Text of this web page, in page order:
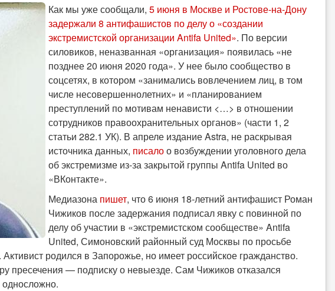
Как мы уже сообщали, 5 июня в Москве и Ростове-на-Дону
задержали 8 антифашистов по делу о «создании
экстремистской организации Antifa United». По версии
силовиков, неназванная «организация» появилась «не
позднее 20 июня 2020 года». У нее было сообщество в
соцсетях, в котором «занимались вовлечением лиц, в том
числе несовершеннолетних» и «планированием
преступлений по мотивам ненависти < … > в отношении
сотрудников правоохранительных органов» (части 1, 2
статьи 282.1 УК). В апреле изданиеAstra, не раскрывая
источника данных, писалоо возбуждении уголовного дела
об экстремизме из-за закрытой группы Antifa United во
«ВКонтакте».
Медиазона пишет, что 6 июня 18-летний антифашист Роман
Чижиков после задержания подписал явку с повинной по
делу об участии в «экстремистском сообществе» Antifa
United, Симоновский районный суд Москвы по просьбе
родился в Запорожье, но имеет российское гражданство.
пресечения — подписку о невыезде. Сам Чижиков отказался